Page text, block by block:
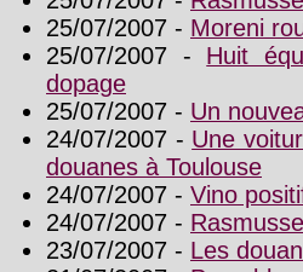
25/07/2007 - Moreni
25/07/2007 - Huit
dopage
25/07/2007 - Un
24/07/2007 - Une
douanes à Toulouse
24/07/2007 - Vino
24/07/2007 -
23/07/2007 - Les